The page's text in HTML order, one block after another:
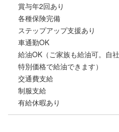
賞与年2回あり
各種保険完備
ステップアップ支援あり
車通勤OK
給油OK（ご家族も給油可。自
特別価格で給油できます）
交通費支給
制服支給
有給休暇あり